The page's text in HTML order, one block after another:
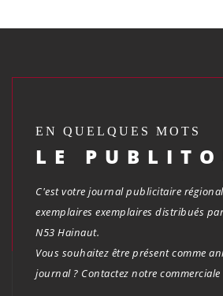
EN QUELQUES MOTS
LE
C'est votre journal publicitaire
exemplaires exemplaires distribués
N53 Hainaut.
Vous souhaitez être présent comme
journal ? Contactez notre commerciale